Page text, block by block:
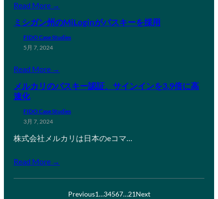
Read More →
ミシガン州のMiLoginがパスキーを採用
FIDO Case Studies
5月 7, 2024
Read More →
メルカリのパスキー認証、サインインを3.9倍に高
速化
FIDO Case Studies
3月 7, 2024
株式会社メルカリは日本のeコマ…
Read More →
Previous1…34567…21Next